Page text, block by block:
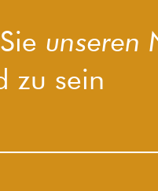
unseren
zu sein